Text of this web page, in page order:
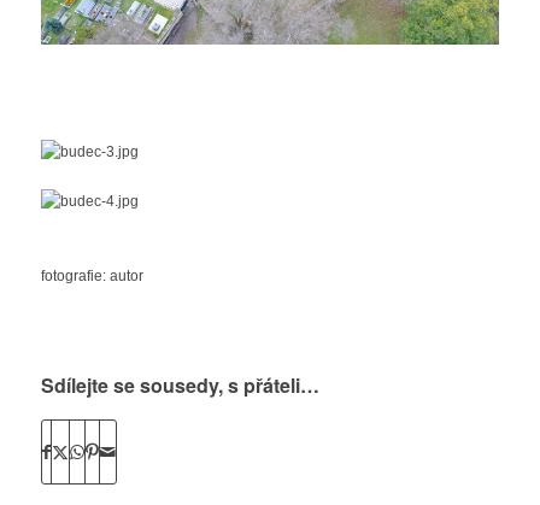
fotografie: autor
Sdílejte se sousedy, s přáteli…